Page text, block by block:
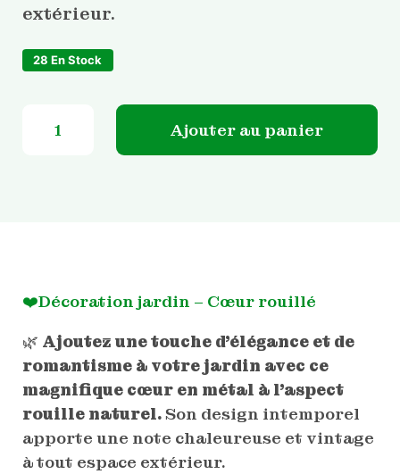
extérieur.
28 En Stock
quantité de Décoration jardin - Cœur rouillé
Ajouter au panier
❤️Décoration jardin – Cœur rouillé
🌿 Ajoutez une touche d’élégance et de
romantisme à votre jardin avec ce
magnifique cœur en métal à l’aspect
rouille naturel.Son design intemporel
apporte une note chaleureuse et vintage
à tout espace extérieur.